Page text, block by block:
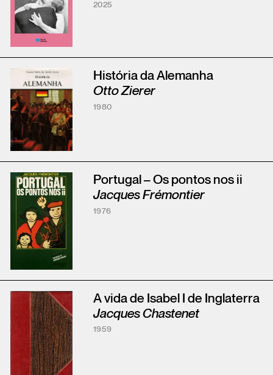
2025
História da Alemanha
Otto Zierer
1980
Portugal – Os pontos nos ii
Jacques Frémontier
1976
A vida de Isabel I de Inglaterra
Jacques Chastenet
1959